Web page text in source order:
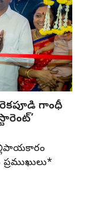
గాంధీ